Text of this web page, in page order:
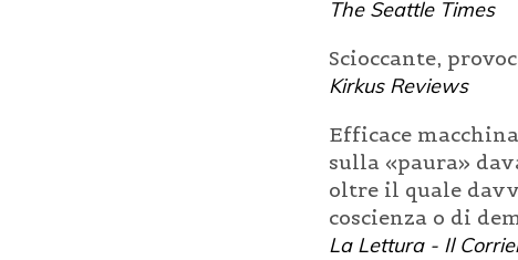
The Seattle Times
Scioccante,
Kirkus Reviews
Efficace
sulla «paura»
oltre il quale
coscienza o di
La Lettura - Il